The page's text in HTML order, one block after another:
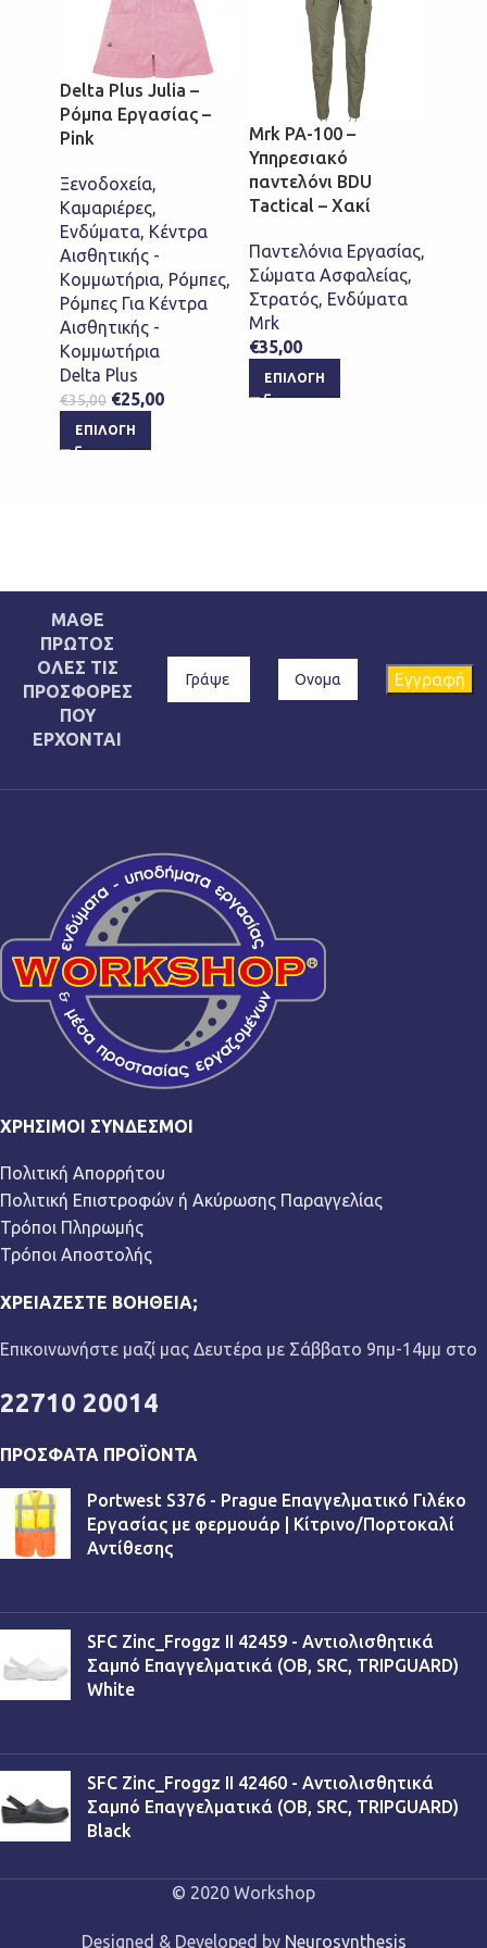
Delta Plus Julia –
Ρόμπα Εργασίας –
Pink
Ξενοδοχεία,
Καμαριέρες,
Ενδύματα, Κέντρα
Αισθητικής -
Κομμωτήρια, Ρόμπες,
Ρόμπες Για Κέντρα
Αισθητικής -
Κομμωτήρια
Delta Plus
€35,00 €25,00
ΕΠΙΛΟΓΉ
Mrk PA-100 –
Υπηρεσιακό
παντελόνι BDU
Tactical – Χακί
Παντελόνια Εργασίας,
Σώματα Ασφαλείας,
Στρατός, Ενδύματα
Mrk
€35,00
ΕΠΙΛΟΓΉ
ΜΑΘΕ
ΠΡΩΤΟΣ
ΟΛΕΣ ΤΙΣ
ΠΡΟΣΦΟΡΕΣ
ΠΟΥ
ΕΡΧΟΝΤΑΙ
ΧΡΉΣΙΜΟΙ ΣΎΝΔΕΣΜΟΙ
Πολιτική Απορρήτου
Πολιτική Επιστροφών ή Ακύρωσης Παραγγελίας
Τρόποι Πληρωμής
Τρόποι Αποστολής
ΧΡΕΙΆΖΕΣΤΕ ΒΟΉΘΕΙΑ;
Επικοινωνήστε μαζί μας Δευτέρα με Σάββατο 9πμ-14μμ στο
22710 20014
ΠΡΌΣΦΑΤΑ ΠΡΟΪΌΝΤΑ
Portwest S376 - Prague Επαγγελματικό Γιλέκο
Εργασίας με φερμουάρ | Κίτρινο/Πορτοκαλί
Αντίθεσης
SFC Zinc_Froggz II 42459 - Αντιολισθητικά
Σαμπό Επαγγελματικά (OB, SRC, TRIPGUARD)
White
SFC Zinc_Froggz II 42460 - Αντιολισθητικά
Σαμπό Επαγγελματικά (OB, SRC, TRIPGUARD)
Black
© 2020 Workshop
Designed & Developed by Neurosynthesis